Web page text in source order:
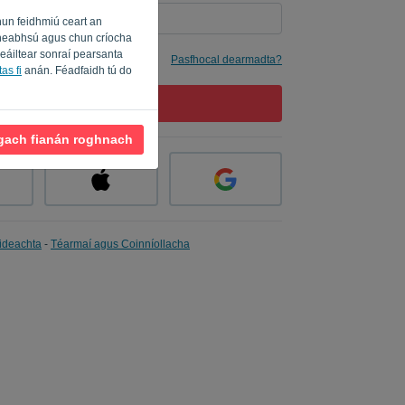
feidhmiú ceart an
agus chun críocha
sonraí pearsanta
fi anán. Féadfaidh tú do
fianán roghnach
dom Pasfhocal dearmadta?
- Téarmaí agus Coinníollacha